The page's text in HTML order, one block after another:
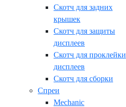
Скотч для задних
крышек
Скотч для защиты
дисплеев
Скотч для проклейки
дисплеев
Скотч для сборки
Спреи
Mechanic